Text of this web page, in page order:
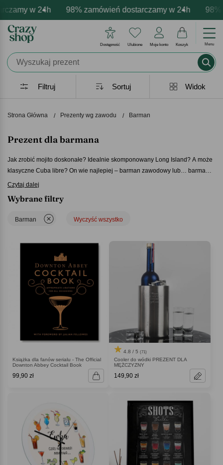
w 24h 98% zamówień dostarczamy w 24h 98%
produktów Profesjonalna i darmowa
- zawsze udane prezenty Prezentujemy pozytywne
Dostępność Ulubione Moje konto Koszyk Menu
Strona Główna Prezenty wg zawodu Barman
Prezent dla barmana
Jak zrobić mojito doskonałe? Idealnie skomponowany Long Island? A może
klasyczne Cuba libre? On wie najlepiej – barman zawodowy lub… barman z
zamiłowania. Jeśli znasz kogoś, kto z przygotowywaniem drinków radzi
niego. Pomysłowy i oryginalny, a do tego zabawny – Twój
na pewno przypadnie mu do gustu. Tym bardziej że możesz
przygotować go zupełnie od podstaw, samemu wybierając, jaki napis się na
Pokaż, że z robieniem prezentów radzisz sobie wcale nie gorzej niż Twój
ulubiony barman z serwowaniem koktajli!
Czytaj dalej
Filtruj Widok
Sortuj
Wybrane filtry
Barman Wyczyść wszystko
Książka dla fanów serialu - The Official
Downton Abbey Cocktail Book
99,90 zł
4.8 / 5 (71)
Cooler do wódki PREZENT DLA
MĘŻCZYZNY
149,90 zł